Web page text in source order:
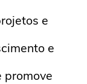
e
e
promove